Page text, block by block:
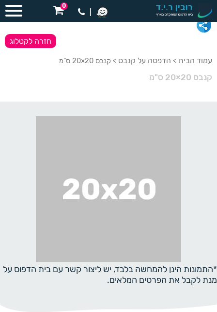
0
עמוד הבית > הדפסה על קנבס > קנבס 20×20 ס"מ
קנבס 20×20 ס"מ
חזרה לקטלוג
*התמונות הינן להמחשה בלבד, יש ליצור קשר עם בית הדפוס על
מנת לקבל את הפרטים המלאים.